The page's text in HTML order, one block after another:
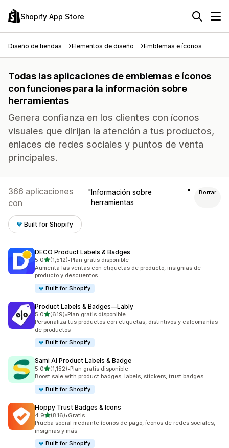
Shopify App Store
Diseño de tiendas Elementos de diseño Emblemas e íconos
Todas las aplicaciones de emblemas e íconos
con funciones para la información sobre
herramientas
Genera confianza en los clientes con íconos
visuales que dirijan la atención a tus productos,
enlaces de redes sociales y puntos de venta
principales.
366 aplicaciones
con
Información sobre
herramientas
Borrar
Built for Shopify
DECO Product Labels & Badges
5.0de 5 estrellas
(1,512)
1512 reseñas en total
•Plan gratis disponible
Aumenta las ventas con etiquetas de producto, insignias de
producto y descuentos
Built for Shopify
Product Labels & Badges—Lably
5.0de 5 estrellas
(619)
619 reseñas en total
•Plan gratis disponible
Personaliza tus productos con etiquetas, distintivos y calcomanías
de productos
Built for Shopify
Sami AI Product Labels & Badge
5.0de 5 estrellas
(1,152)
1152 reseñas en total
•Plan gratis disponible
Boost sale with product badges, labels, stickers, trust badges
Built for Shopify
Hoppy Trust Badges & Icons
4.9de 5 estrellas
(816)
816 reseñas en total
•Gratis
Prueba social mediante íconos de pago, íconos de redes sociales,
insignias y más
Built for Shopify